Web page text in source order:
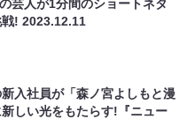
芸人が1分間のショートネタ
戦!2023.12.11
入社員が「森ノ宮よしもと漫
しい光をもたらす!『ニュー